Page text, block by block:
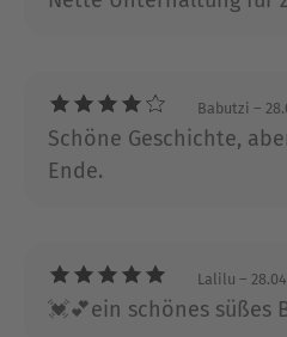
lebt mit ihrem Mann und
Babutzi –
Schöne Geschichte,
Ende.
Lalilu –
💓💕ein schönes süßes